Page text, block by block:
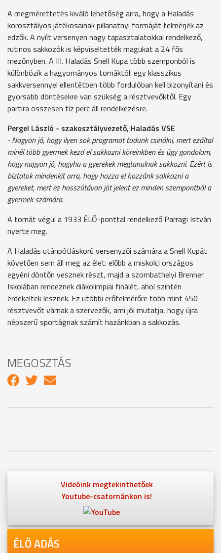
A megmérettetés kiváló lehetőség arra, hogy a Haladás
korosztályos játékosainak pillanatnyi formáját felmérjék az
edzők. A nyílt versenyen nagy tapasztalatokkal rendelkező,
rutinos sakkozók is képviseltették magukat a 24 fős
mezőnyben. A III. Haladás Snell Kupa több szemponból is
különbözik a hagyományos tornáktól: egy klasszikus
sakkversennyel ellentétben több fordulóban kell bizonyítani és
gyorsabb döntésekre van szükség a résztvevőktől. Egy
partira összesen tíz perc áll rendelkezésre.
Pergel László - szakosztályvezető, Haladás VSE
- Nagyon jó, hogy ilyen sok programot tudunk csinálni, mert ezáltal
minél több gyermek kezd el sakkozni köreinkben és úgy gondolom,
hogy nagyon jó, hogyha a gyerekek megtanulnak sakkozni. Ezért is
biztatok mindenkit arra, hogy hozza el hozzánk sakkozni a
gyereket, mert ez hosszútávon jót jelent ez minden szempontból a
gyermek számára.
A tornát végül a 1933 ÉLŐ-ponttal rendelkező Parragi István
nyerte meg.
A Haladás utánpótláskorú versenyzői számára a Snell Kupát
követően sem áll meg az élet: előbb a miskolci országos
egyéni döntőn vesznek részt, majd a szombathelyi Brenner
Iskolában rendeznek diákolimpiai finálét, ahol szintén
érdekeltek lesznek. Ez utóbbi erőfelmérőre több mint 450
résztvevőt várnak a szervezők, ami jól mutatja, hogy újra
népszerű sportágnak számít hazánkban a sakkozás.
MEGOSZTÁS
Videóink megtekinthetőek
Youtube-csatornánkon is!
ÉLŐ ADÁS